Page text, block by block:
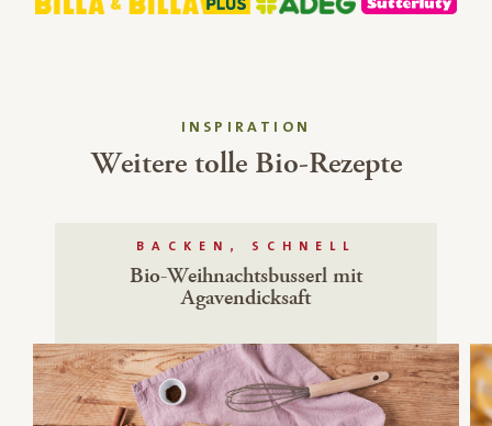
INSPIRATION
Weitere tolle Bio-Rezepte
BACKEN, SCHNELL
Bio-Weihnachtsbusserl mit
Agavendicksaft